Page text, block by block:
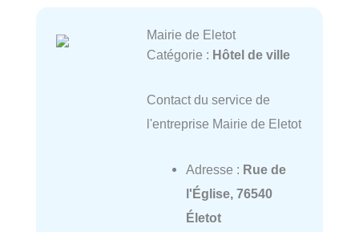
Mairie de Eletot
Catégorie : Hôtel de ville
Contact du service de
l'entreprise Mairie de Eletot
Adresse : Rue de
l'Église, 76540
Életot